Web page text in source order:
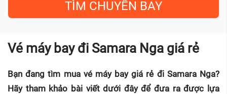
Vé máy bay đi Samara Nga giá rẻ
Bạn đang tìm mua vé máy bay giá rẻ đi Samara Nga?
Hãy tham khảo bài viết dưới đây để đưa ra được lựa